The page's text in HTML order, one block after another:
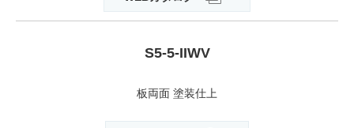
S5-5-IIWV
板両面 塗装仕上